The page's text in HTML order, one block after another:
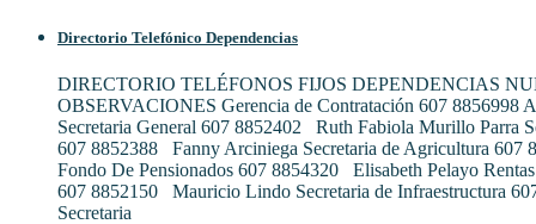
Directorio Telefónico Dependencias
DIRECTORIO TELÉFONOS FIJOS DEPENDENCIAS
OBSERVACIONES Gerencia de Contratación 607 8856998
Secretaria General 607 8852402 Ruth Fabiola Murillo Parra
607 8852388 Fanny Arciniega Secretaria de Agricultura 607
Fondo De Pensionados 607 8854320 Elisabeth Pelayo
607 8852150 Mauricio Lindo Secretaria de Infraestructura
Secretaria